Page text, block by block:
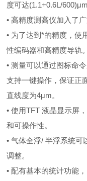
度可达(1.1+0.6L/600)μm
• 高精度测高仪加入了
• 为了达到*的精度，使
性编码器和高精度导轨。
• 测量可以通过图标命
支持一键操作，保证正
直线度为4μm。
• 使用TFT 液晶显示屏
和可操作性。
• 气体全浮/ 半浮系统可
调整。
• 配有基本的统计功能